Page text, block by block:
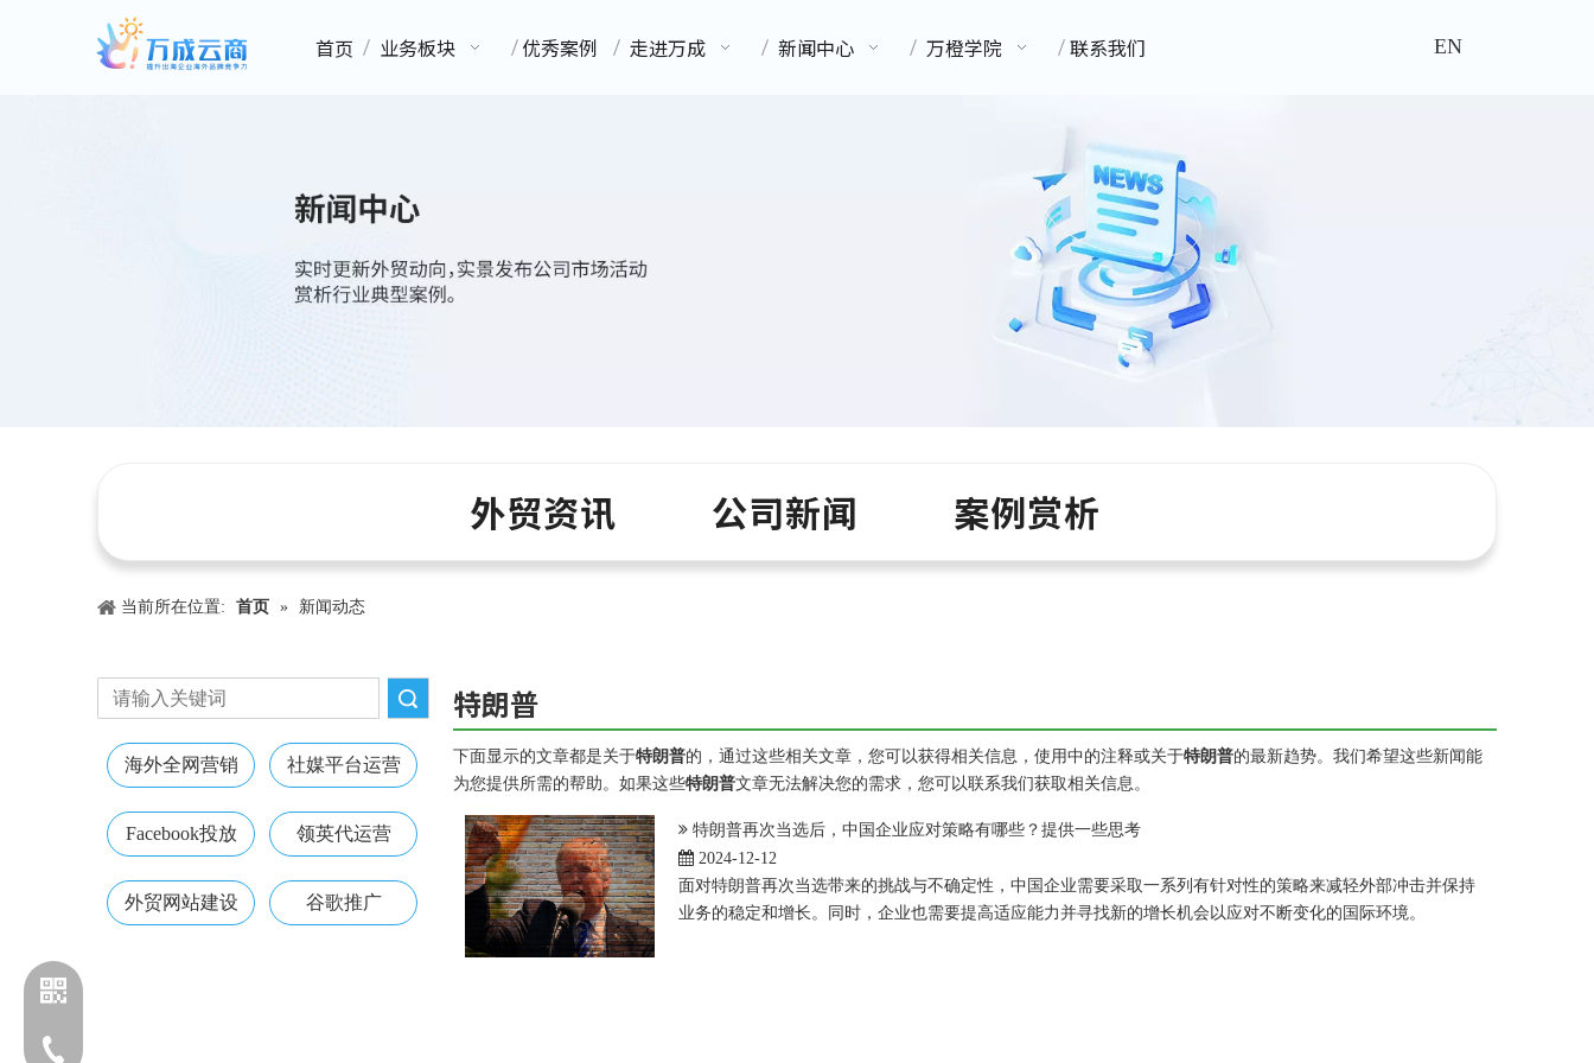
首页 业务板块 优秀案例 走进万成 新闻中心 万橙学院 联系我们 EN
外贸资讯 公司新闻 案例赏析
当前所在位置: 首页 » 新闻动态
海外全网营销 社媒平台运营
Facebook投放 领英代运营
外贸网站建设 谷歌推广
特朗普
下面显示的文章都是关于特朗普的，通过这些相关文章，您可以获得相关信息，使用中的注释或关于特朗普的最新趋势。我们希望这些新闻能
为您提供所需的帮助。如果这些特朗普文章无法解决您的需求，您可以联系我们获取相关信息。
特朗普再次当选后，中国企业应对策略有哪些？提供一些思考
2024-12-12
面对特朗普再次当选带来的挑战与不确定性，中国企业需要采取一系列有针对性的策略来减轻外部冲击并保持
业务的稳定和增长。同时，企业也需要提高适应能力并寻找新的增长机会以应对不断变化的国际环境。